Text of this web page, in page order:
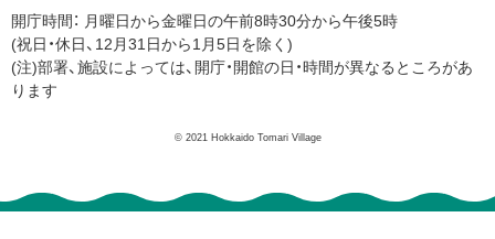
開庁時間： 月曜日から金曜日の午前8時30分から午後5時
(祝日・休日、12月31日から1月5日を除く)
(注)部署、施設によっては、開庁・開館の日・時間が異なるところがあ
ります
© 2021 Hokkaido Tomari Village